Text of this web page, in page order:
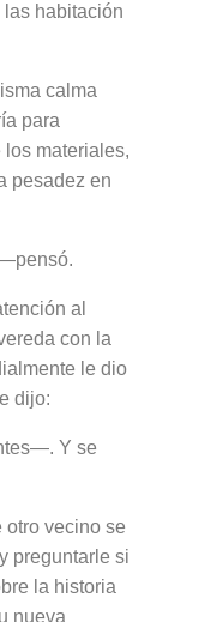
habitación
calma
para
materiales,
pesadez en
al
con la
le dio
dijo:
Y se
otro vecino se
preguntarle si
la historia
nueva